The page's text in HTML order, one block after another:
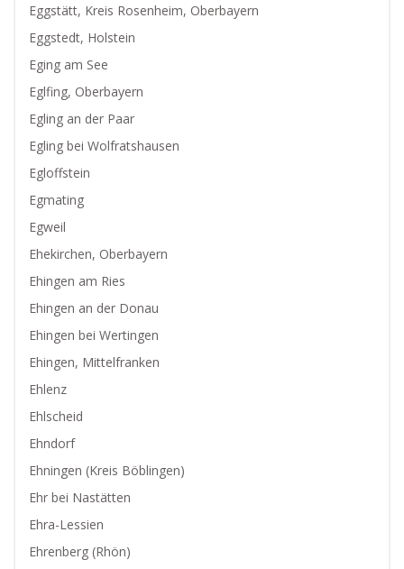
Eggstätt, Kreis Rosenheim, Oberbayern
Eggstedt, Holstein
Eging am See
Eglfing, Oberbayern
Egling an der Paar
Egling bei Wolfratshausen
Egloffstein
Egmating
Egweil
Ehekirchen, Oberbayern
Ehingen am Ries
Ehingen an der Donau
Ehingen bei Wertingen
Ehingen, Mittelfranken
Ehlenz
Ehlscheid
Ehndorf
Ehningen (Kreis Böblingen)
Ehr bei Nastätten
Ehra-Lessien
Ehrenberg (Rhön)